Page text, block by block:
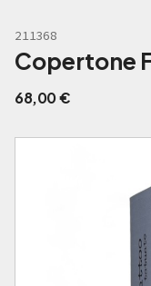
211368
Copertone
68,00€